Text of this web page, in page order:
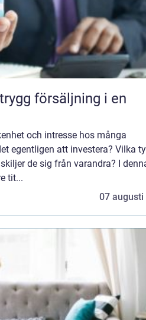
och intresse hos många
egentligen att investera? Vilka
de sig från varandra? I
tit...
07 augusti